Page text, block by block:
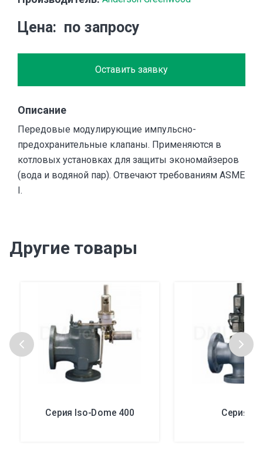
Цена по запросу
Оставить заявку
Описание
Передовые модулирующие импульсно-
предохранительные клапаны. Применяются в
котловых установках для защиты экономайзеров
(вода и водяной пар). Отвечают требованиям ASME
I.
Другие товары
Серия Iso-Dome 400 Серия